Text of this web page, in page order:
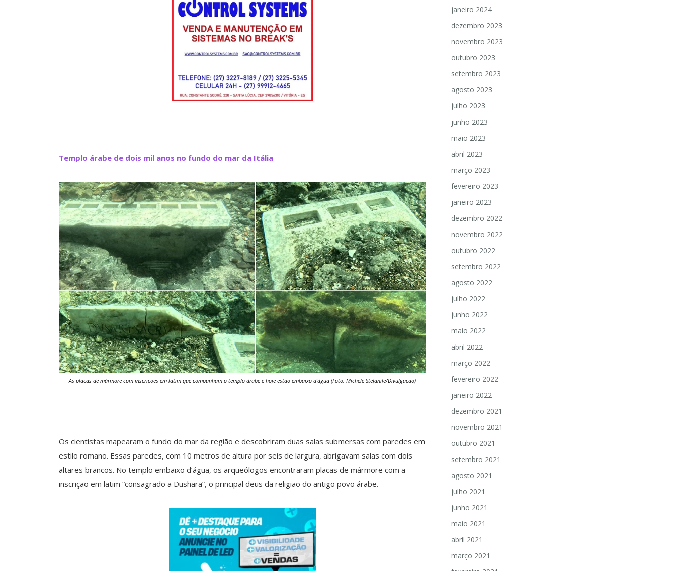
Templo árabe de dois mil anos no fundo do mar da Itália
As placas de mármore com inscrições em latim que compunham o templo árabe e hoje estão embaixo d’água (Foto: Michele Stefanile/Divulgação)
Os cientistas mapearam o fundo do mar da região e descobriram duas salas submersas com paredes em
estilo romano. Essas paredes, com 10 metros de altura por seis de largura, abrigavam salas com dois
altares brancos. No templo embaixo d’água, os arqueólogos encontraram placas de mármore com a
inscrição em latim “consagrado a Dushara”, o principal deus da religião do antigo povo árabe.
janeiro 2024
dezembro 2023
novembro 2023
outubro 2023
setembro 2023
agosto 2023
julho 2023
junho 2023
maio 2023
abril 2023
março 2023
fevereiro 2023
janeiro 2023
dezembro 2022
novembro 2022
outubro 2022
setembro 2022
agosto 2022
julho 2022
junho 2022
maio 2022
abril 2022
março 2022
fevereiro 2022
janeiro 2022
dezembro 2021
novembro 2021
outubro 2021
setembro 2021
agosto 2021
julho 2021
junho 2021
maio 2021
abril 2021
março 2021